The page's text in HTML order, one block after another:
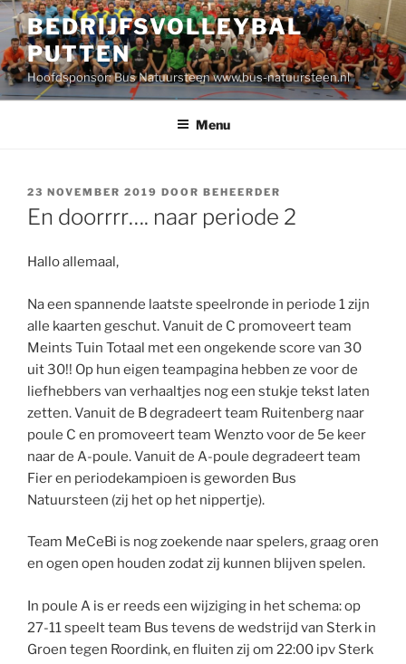
Ga
naar
de
inhoud
BEDRIJFSVOLLEYBAL
PUTTEN
Hoofdsponsor: Bus Natuursteen www.bus-natuursteen.nl
Menu
GEPLAATST
OP
23 NOVEMBER 2019 DOOR BEHEERDER
En doorrrr…. naar periode 2
Hallo allemaal,
Na een spannende laatste speelronde in periode 1 zijn
alle kaarten geschut. Vanuit de C promoveert team
Meints Tuin Totaal met een ongekende score van 30
uit 30!! Op hun eigen teampagina hebben ze voor de
liefhebbers van verhaaltjes nog een stukje tekst laten
zetten. Vanuit de B degradeert team Ruitenberg naar
poule C en promoveert team Wenzto voor de 5e keer
naar de A-poule. Vanuit de A-poule degradeert team
Fier en periodekampioen is geworden Bus
Natuursteen (zij het op het nippertje).
Team MeCeBi is nog zoekende naar spelers, graag oren
en ogen open houden zodat zij kunnen blijven spelen.
In poule A is er reeds een wijziging in het schema: op
27-11 speelt team Bus tevens de wedstrijd van Sterk in
Groen tegen Roordink, en fluiten zij om 22:00 ipv Sterk